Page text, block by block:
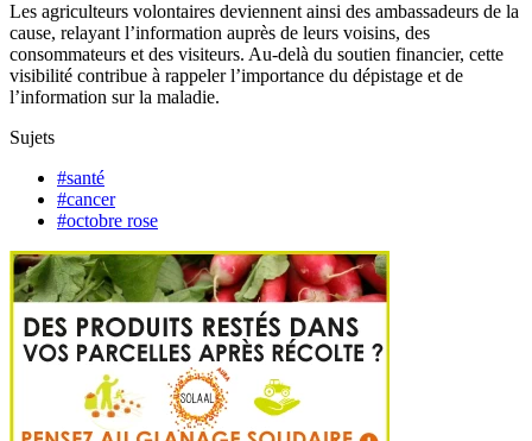
Les agriculteurs volontaires deviennent ainsi des ambassadeurs de la
cause, relayant l’information auprès de leurs voisins, des
consommateurs et des visiteurs. Au-delà du soutien financier, cette
visibilité contribue à rappeler l’importance du dépistage et de
l’information sur la maladie.
Sujets
#santé
#cancer
#octobre rose